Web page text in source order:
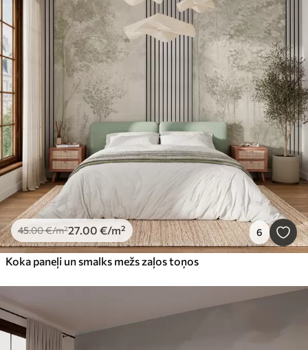
45.00€/m²27.00 €/m² 6
Koka paneļi un smalks mežs zaļos toņos